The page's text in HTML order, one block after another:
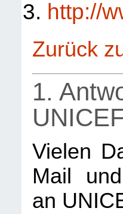
http://
Zurück
1.
Vielen
Mail
an